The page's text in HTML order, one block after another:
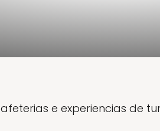
e experiencias de